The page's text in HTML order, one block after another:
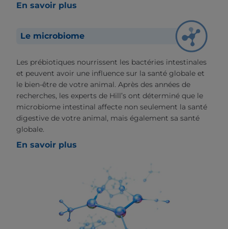
En savoir plus
Le microbiome
Les prébiotiques nourrissent les bactéries intestinales
et peuvent avoir une influence sur la santé globale et
le bien-être de votre animal. Après des années de
recherches, les experts de Hill’s ont déterminé que le
microbiome intestinal affecte non seulement la santé
digestive de votre animal, mais également sa santé
globale.
En savoir plus